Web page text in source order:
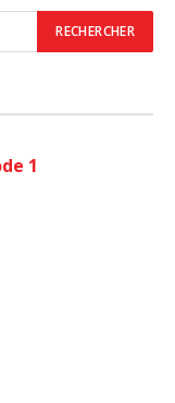
1